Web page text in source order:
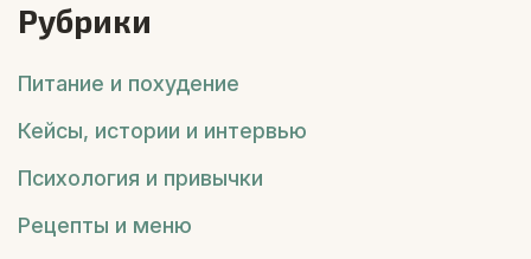
Рубрики
Питание и похудение
Кейсы, истории и интервью
Психология и привычки
Рецепты и меню